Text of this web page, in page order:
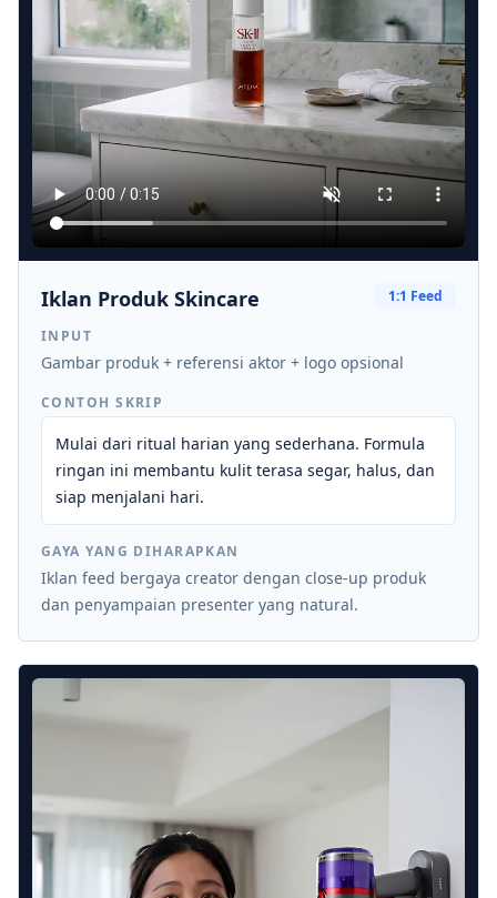
Iklan Produk Skincare 1:1 Feed
INPUT
Gambar produk + referensi aktor + logo opsional
CONTOH SKRIP
Mulai dari ritual harian yang sederhana. Formula
ringan ini membantu kulit terasa segar, halus, dan
siap menjalani hari.
GAYA YANG DIHARAPKAN
Iklan feed bergaya creator dengan close-up produk
dan penyampaian presenter yang natural.